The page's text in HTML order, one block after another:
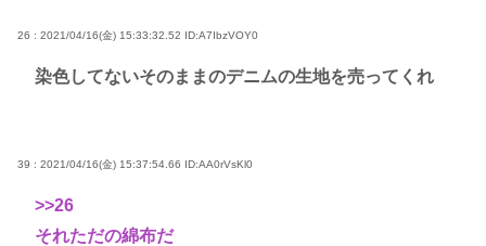
26 : 2021/04/16(金) 15:33:32.52 ID:A7IbzVOY0
染色してないそのままのデニムの生地を売ってくれ
39 : 2021/04/16(金) 15:37:54.66 ID:AA0rVsKl0
>>26
それただの綿布だ